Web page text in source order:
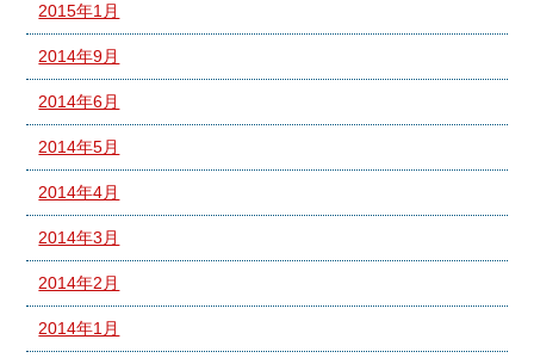
2015年1月
2014年9月
2014年6月
2014年5月
2014年4月
2014年3月
2014年2月
2014年1月